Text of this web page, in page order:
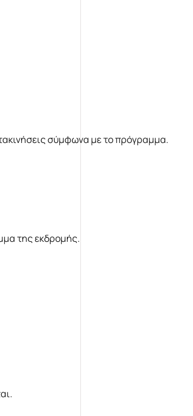
σύμφωνα με το πρόγραμμα.
της εκδρομής.